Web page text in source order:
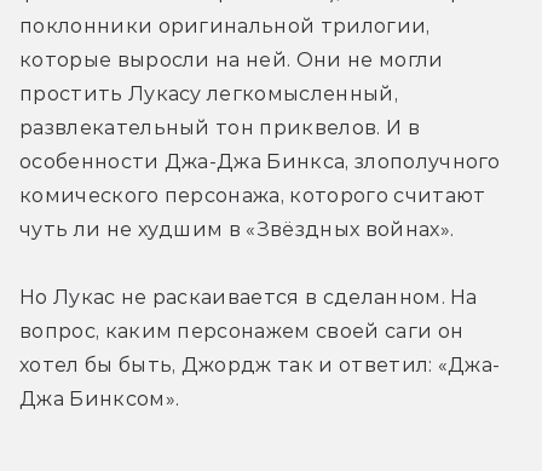
поклонники оригинальной трилогии,
которые выросли на ней. Они не могли
простить Лукасу легкомысленный,
развлекательный тон приквелов. И в
особенности Джа-Джа Бинкса, злополучного
комического персонажа, которого считают
чуть ли не худшим в «Звёздных войнах».
Но Лукас не раскаивается в сделанном. На
вопрос, каким персонажем своей саги он
хотел бы быть, Джордж так и ответил: «Джа-
Джа Бинксом».